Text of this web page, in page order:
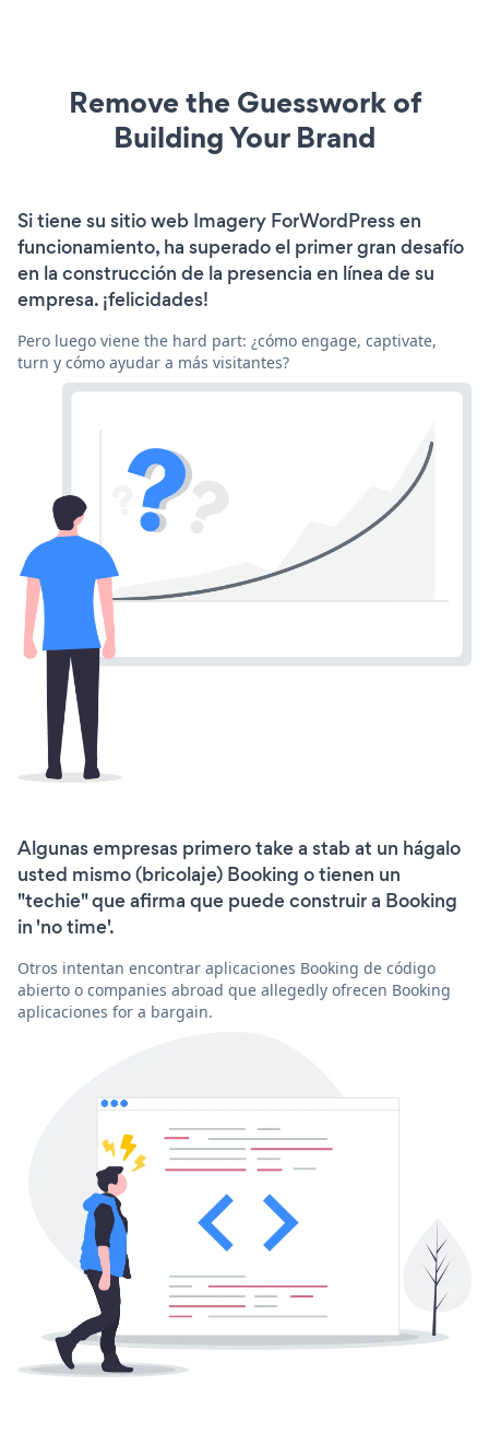
Remove the Guesswork of
Building Your Brand
Si tiene su sitio web Imagery ForWordPress en
funcionamiento, ha superado el primer gran desafío
en la construcción de la presencia en línea de su
empresa. ¡felicidades!
Pero luego viene the hard part: ¿cómo engage, captivate,
turn y cómo ayudar a más visitantes?
Algunas empresas primero take a stab at un hágalo
usted mismo (bricolaje) Booking o tienen un
"techie" que afirma que puede construir a Booking
in 'no time'.
Otros intentan encontrar aplicaciones Booking de código
abierto o companies abroad que allegedly ofrecen Booking
aplicaciones for a bargain.